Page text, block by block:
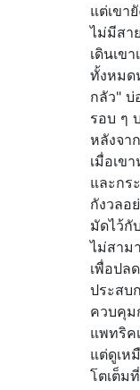
แต่เขา
ไม่มีสา
เดินเข
ทั้งหมด
กลัว" บ่
รอบ ๆ
หลังจา
เมื่อเข
และกร
กังวลอ
มัดไว้กั
ไม่สาม
เพื่อปล
ประสบ
ควบคุม
แพทริค
แต่ดูเห
โตเต็ม